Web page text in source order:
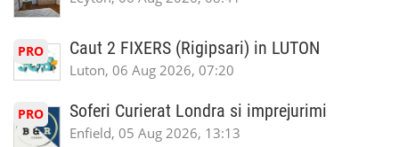
PRO Caut 2 FIXERS (Rigipsari) in LUTON
Luton, 06 Aug 2026, 07:20
PRO Soferi Curierat Londra si imprejurimi
Enfield, 05 Aug 2026, 13:13